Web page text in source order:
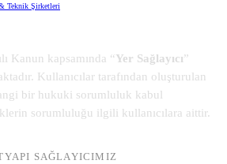
Teknik Şirketleri
Kanun kapsamında “Yer Sağlayıcı”
Kullanıcılar tarafından oluşturulan
bir hukuki sorumluluk kabul
sorumluluğu ilgili kullanıcılara aittir.
SAĞLAYICIMIZ